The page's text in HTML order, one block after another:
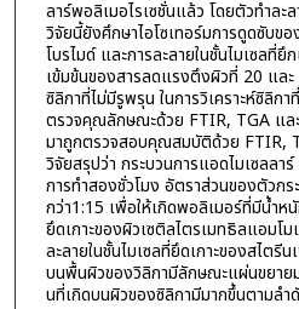
ลาร์พอลิเมอไรเซชั่นแล้ว โดยตัวทำละ
วิจัยนี้ยังศึกษาไอโซเทอร์มการดูดซับข
โบรไมด์ และการละลายในชั้นไมเซลที่
เข้มข้นของสารลดแรงตึงผิวที่ 20 แล
ซิลิกาที่ไม่มีรูพรุน ในการวิเคราะห์ซิลิก
ตรวจคุณลักษณะด้วย FTIR, TGA แ
มาถูกตรวจสอบคุณสมบัติด้วย FTIR,
วิจัยสรุปว่า กระบวนการแอดไมเซลลาร์
การทำสองชั่วโมง อัตราส่วนของตัวก
กว่า1:15 เพื่อให้เกิดพอลิเมอร์ที่มีน้ำห
ยึดเกาะของผิวเซติลไตรเมทธิลแอมโ
ละลายในชั้นไมเซลที่ยึดเกาะของสไต
บนพื้นผิวของวิลิกามีลักษณะแผ่นขยาย
นที่เกิดบนผิวของซิลิกามีมากขึ้นตามลำ